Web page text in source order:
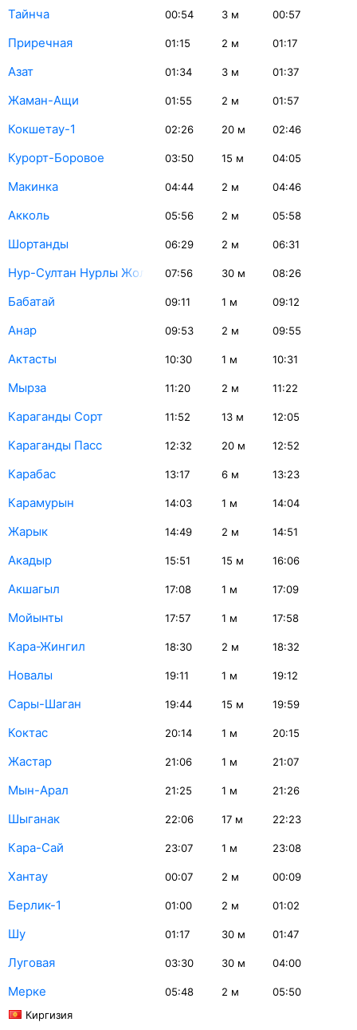
Тайнча 00:54 3 м 00:57
Приречная 01:15 2 м 01:17
Азат 01:34 3 м 01:37
Жаман-Ащи 01:55 2 м 01:57
Кокшетау-1 02:26 20 м 02:46
Курорт-Боровое 03:50 15 м 04:05
Макинка 04:44 2 м 04:46
Акколь 05:56 2 м 05:58
Шортанды 06:29 2 м 06:31
Нур-Султан Нурлы Жол 07:56 30 м 08:26
Бабатай 09:11 1 м 09:12
Анар 09:53 2 м 09:55
Актасты 10:30 1 м 10:31
Мырза 11:20 2 м 11:22
Караганды Сорт 11:52 13 м 12:05
Караганды Пасс 12:32 20 м 12:52
Карабас 13:17 6 м 13:23
Карамурын 14:03 1 м 14:04
Жарык 14:49 2 м 14:51
Акадыр 15:51 15 м 16:06
Акшагыл 17:08 1 м 17:09
Мойынты 17:57 1 м 17:58
Кара-Жингил 18:30 2 м 18:32
Новалы 19:11 1 м 19:12
Сары-Шаган 19:44 15 м 19:59
Коктас 20:14 1 м 20:15
Жастар 21:06 1 м 21:07
Мын-Арал 21:25 1 м 21:26
Шыганак 22:06 17 м 22:23
Кара-Сай 23:07 1 м 23:08
Хантау 00:07 2 м 00:09
Берлик-1 01:00 2 м 01:02
Шу 01:17 30 м 01:47
Луговая 03:30 30 м 04:00
Мерке 05:48 2 м
05:50
Киргизия